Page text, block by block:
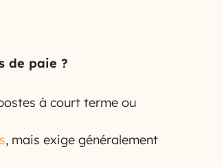
de paie ?
à court terme ou
, mais exige généralement